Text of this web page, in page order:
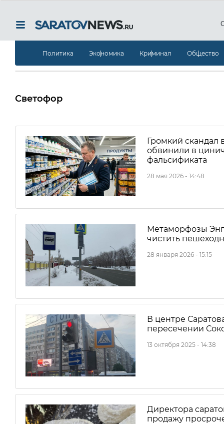
Политика Экономика Криминал Общество
Светофор
Громкий скандал
обвинили в
фальсификата
28 мая 2026 - 14:48
Метаморфозы
чистить
28 января 2026 - 15:15
В центре
пересечении
13 октября 2025 - 14:38
Директора
продажу